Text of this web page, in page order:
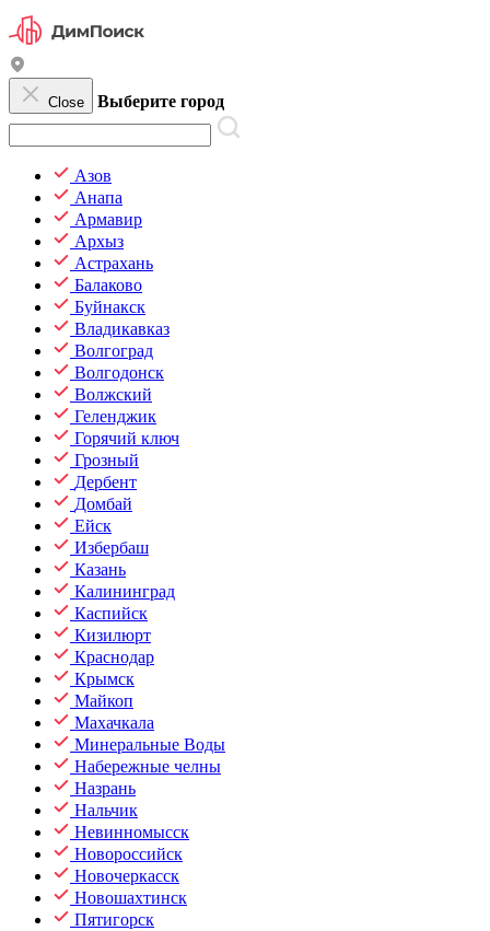
Close Выберите город
Азов
Анапа
Армавир
Архыз
Астрахань
Балаково
Буйнакск
Владикавказ
Волгоград
Волгодонск
Волжский
Геленджик
Горячий ключ
Грозный
Дербент
Домбай
Ейск
Избербаш
Казань
Калининград
Каспийск
Кизилюрт
Краснодар
Крымск
Майкоп
Махачкала
Минеральные Воды
Набережные челны
Назрань
Нальчик
Невинномысск
Новороссийск
Новочеркасск
Новошахтинск
Пятигорск